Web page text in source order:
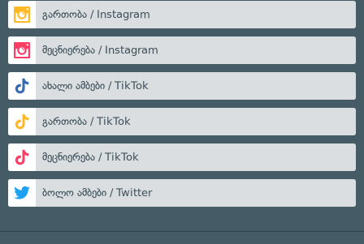
გართობა / Instagram
მეცნიერება / Instagram
ახალი ამბები / TikTok
გართობა / TikTok
მეცნიერება / TikTok
ბოლო ამბები / Twitter